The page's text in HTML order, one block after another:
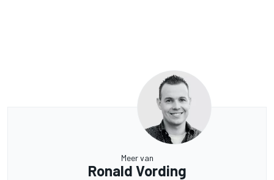
Meer van
Ronald Vording